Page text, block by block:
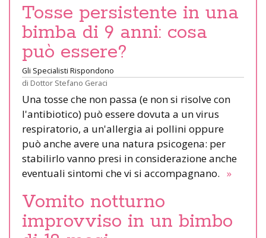
Tosse persistente in una
bimba di 9 anni: cosa
può essere?
Gli Specialisti Rispondono
di Dottor Stefano Geraci
Una tosse che non passa (e non si risolve con
l'antibiotico) può essere dovuta a un virus
respiratorio, a un'allergia ai pollini oppure
può anche avere una natura psicogena: per
stabilirlo vanno presi in considerazione anche
eventuali sintomi che vi si accompagnano. »
Vomito notturno
improvviso in un bimbo